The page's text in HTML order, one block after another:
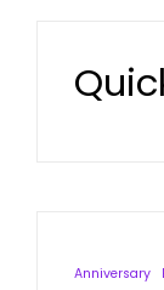
Anniversary